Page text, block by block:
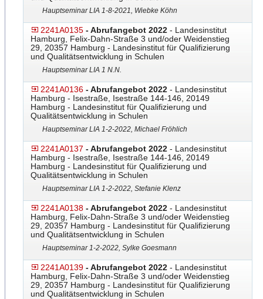
Hauptseminar LIA 1-8-2021, Wiebke Köhn
2241A0135 - Abrufangebot 2022 - Landesinstitut
Hamburg, Felix-Dahn-Straße 3 und/oder Weidenstieg
29, 20357 Hamburg - Landesinstitut für Qualifizierung
und Qualitätsentwicklung in Schulen
Hauptseminar LIA 1 N.N.
2241A0136 - Abrufangebot 2022 - Landesinstitut
Hamburg - Isestraße, Isestraße 144-146, 20149
Hamburg - Landesinstitut für Qualifizierung und
Qualitätsentwicklung in Schulen
Hauptseminar LIA 1-2-2022, Michael Fröhlich
2241A0137 - Abrufangebot 2022 - Landesinstitut
Hamburg - Isestraße, Isestraße 144-146, 20149
Hamburg - Landesinstitut für Qualifizierung und
Qualitätsentwicklung in Schulen
Hauptseminar LIA 1-2-2022, Stefanie Klenz
2241A0138 - Abrufangebot 2022 - Landesinstitut
Hamburg, Felix-Dahn-Straße 3 und/oder Weidenstieg
29, 20357 Hamburg - Landesinstitut für Qualifizierung
und Qualitätsentwicklung in Schulen
Hauptseminar 1-2-2022, Sylke Goesmann
2241A0139 - Abrufangebot 2022 - Landesinstitut
Hamburg, Felix-Dahn-Straße 3 und/oder Weidenstieg
29, 20357 Hamburg - Landesinstitut für Qualifizierung
und Qualitätsentwicklung in Schulen